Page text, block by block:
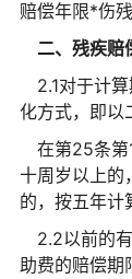
赔偿年限*伤残
二、残疾赔
2.1对于计
化方式，即以
在第25条第
十周岁以上的
的，按五年计
2.2以前的
助费的赔偿期